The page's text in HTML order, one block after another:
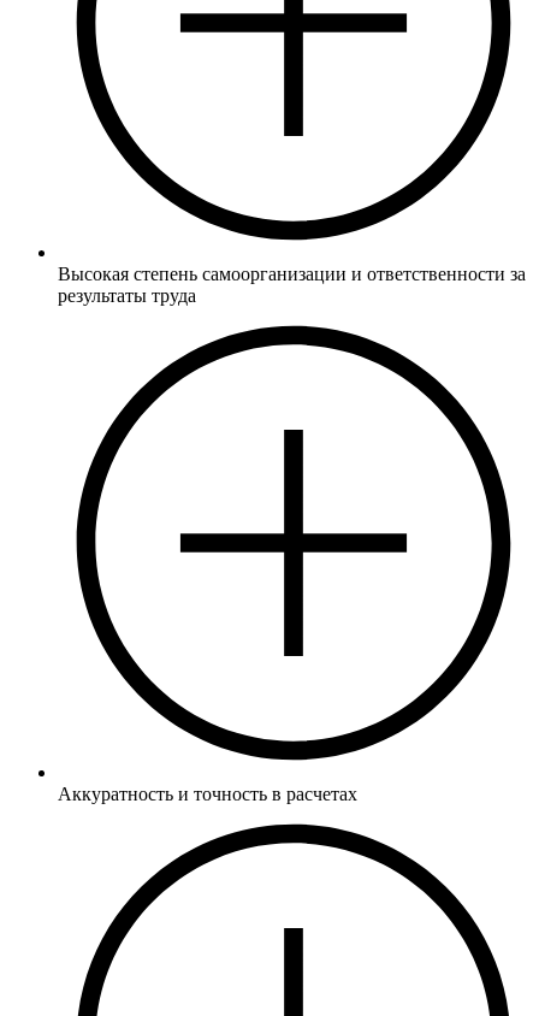
Высокая степень самоорганизации и ответственности за
результаты труда
Аккуратность и точность в расчетах